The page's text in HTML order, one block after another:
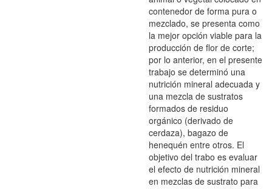
contenedor de forma pura o
mezclado, se presenta como
la mejor opción viable para la
producción de flor de corte;
por lo anterior, en el presente
trabajo se determinó una
nutrición mineral adecuada y
una mezcla de sustratos
formados de residuo
orgánico (derivado de
cerdaza), bagazo de
henequén entre otros. El
objetivo del trabo es evaluar
el efecto de nutrición mineral
en mezclas de sustrato para